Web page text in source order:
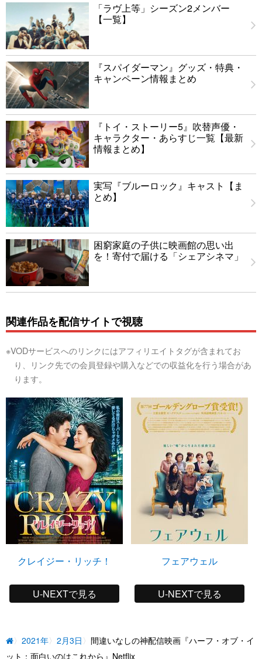
「ラヴ上等」シーズン2メンバー
【一覧】
『スパイダーマン』グッズ・特典・
キャンペーン情報まとめ
『トイ・ストーリー5』吹替声優・
キャラクター・あらすじ一覧【最新
情報まとめ】
実写『ブルーロック』キャスト【ま
とめ】
困窮家庭の子供に映画館の思い出
を！寄付で届ける「シェアシネマ」
関連作品を配信サイトで視聴
※VODサービスへのリンクにはアフィリエイトタグが含まれてお
り、リンク先での会員登録や購入などでの収益化を行う場合があ
ります。
クレイジー・リッチ！
U-NEXTで見る
フェアウェル
U-NEXTで見る
2021年 2月3日
間違いなしの神配信映画『ハーフ・オブ・イ
ット：面白いのはこれから』Netflix